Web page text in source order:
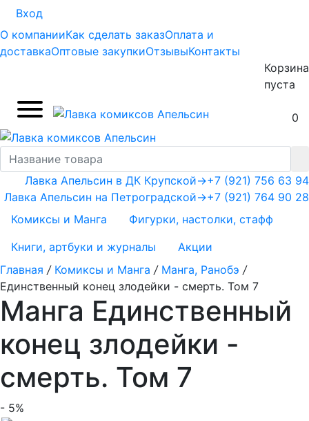
Вход
О компанииКак сделать заказОплата и
доставкаОптовые закупкиОтзывыКонтакты
Корзина
пуста
0
+7 (921) 756 63 94
+7 (921) 764 90 28
Лавка Апельсин в ДК Крупской→
Лавка Апельсин на Петроградской→
Комиксы и Манга
Фигурки, настолки, стафф
Книги, артбуки и журналы
Акции
Главная / Комиксы и Манга / Манга, Ранобэ /
Единственный конец злодейки - смерть. Том 7
Манга Единственный
конец злодейки -
смерть. Том 7
- 5%